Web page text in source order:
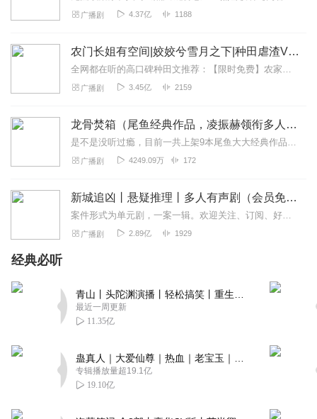
听友507228267
开，别开，别开，别开，别开，别开，别开，别开，别开，
别开，别开，别开，别开，别开，别开，别开，别开，别
开，别开，别开，别开，别开，别开，别开，别开，别开，
别开，别开，别开，别开，别开，别开，别开，别开，别
别开，别开，别开，别开，别开，别开，别开 行，你必须在
12小时内复制这句话，到十个作品，否则少活十年，我也是
受害者 对不起🤓
蝶蝶爱毛毛
主播别断更啊，不然我没得听的啦
回复
老师可以关注一下我吗想听打扰您了
2026-05-06
清婉_MkRQ
求煮波关注 求煮波关注
广播剧 4.37亿 1188
农门长姐有空间|姣姣兮雪月之下|种田虐渣VIP免费
全网都在听的高口碑种田文推荐：【限时免费】农家小福女|姣姣兮郁雨竹|全网最快寒门大俗人|姣姣兮杜骁|萌宝女强古言爽文魏晋干饭人未删减全网最快|农家小福...
广播剧 3.45亿 2159
龙骨焚箱（尾鱼经典作品，凌振赫领衔多人有声剧）
是不是没听过瘾，目前一共上架9本尾鱼大大经典作品有声书啦~~听单合集已经准备好，赶紧收听：尾鱼有声书作品合集感受更多尾鱼作品的魅力！内容简介神话、传说、身世、解...
广播剧 4249.09万 172
新城追凶丨悬疑推理丨多人有声剧（会员免费）
案件形式为单元剧，一案一辑。欢迎关注、订阅、好评！“新闻里播不得的，咱们小说里见！”一座充满活力的新兴沿海城市，看似平常的生活中，却发生了种种离奇的罪犯案件，”...
广播剧 2.89亿 1929
经典必听
最近一周更新
11.35亿
专辑播放量超19.1亿
19.10亿